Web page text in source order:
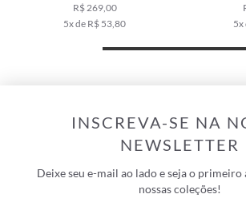
R$ 269,00
5x de R$ 53,80
5x
INSCREVA-SE NA
NEWSLETTER
Deixe seu e-mail ao lado e seja o primeiro
nossas coleções!